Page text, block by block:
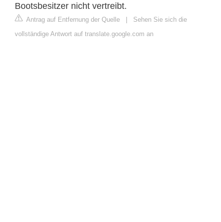
Bootsbesitzer nicht vertreibt.
Antrag auf Entfernung der Quelle | Sehen Sie sich die
vollständige Antwort auf translate.google.com an